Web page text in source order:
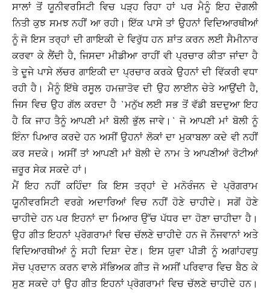
ਸਾਲਾਂ ਤੋਂ ਯੂਨੀਵਰਸਿਟੀ ਵਿਚ ਪੜ੍ਹ ਰਿਹਾ ਹਾਂ ਪਰ ਮੈਨੂੰ ਇਹ ਦੋਗਲੀ
ਨਿਤੀ ਕੁਝ ਸਮਝ ਨਹੀਂ ਆ ਰਹੀ। ਇੱਕ ਪਾਸੇ ਤਾਂ ਉਹਨਾਂ ਵਿਦਿਆਰਥੀਆਂ
ਨੂੰ ਜੋ ਇਸ ਤਰ੍ਹਾਂ ਦੀ ਗਾਇਕੀ ਦੇ ਵਿਰੁੱਧ ਹਨ ਸ਼ਾਂਤ ਕਰਨ ਲਈ ਸੈਮੀਨਾਰ
ਕਰਵਾ ਕੇ ਲੈਂਦੀ ਹੈ, ਜਿਸਦਾ ਮੀਡੀਆ ਰਾਹੀਂ ਵੀ ਪ੍ਰਚਾਰ ਕੀਤਾ ਜਾਂਦਾ ਹੈ
ਤੇ ਦੂਜੇ ਪਾਸੇ ਲੱਚਰ ਗਾਇਕੀ ਦਾ ਪ੍ਰਚਾਰ ਕਰਕੇ ਉਹਨਾਂ ਦੀ ਵਿੱਕਰੀ ਵਧਾ
ਰਹੀ ਹੈ। ਮੈਨੂੰ ਇੱਥੇ ਰਸੂਲ ਹਮਜ਼ਾਤੋਵ ਦੀ ਉਹ ਲਾਈਨ ਚੇਤੇ ਆਉਂਦੀ ਹੈ,
ਜਿਸ ਵਿਚ ਉਹ ਗੱਲ ਕਰਦਾ ਹੈ `ਮਨੁੱਖ ਲਈ ਸਭ ਤੋਂ ਵੱਡੀ ਬਦਦੁਆ ਇਹ
ਹੈ ਕਿ ਜਾਹ ਤੈਨੂੰ ਆਪਣੀ ਮਾਂ ਬੋਲੀ ਭੁੱਲ ਜਾਵੇ।` ਜੋ ਆਪਣੀ ਮਾਂ ਬੋਲੀ ਨੂੰ
ਇੰਨਾ ਪਿਆਰ ਕਰਦੇ ਹਨ ਅਸੀਂ ਉਹਨਾਂ ਲੋਕਾਂ ਦਾ ਮੁਕਾਬਲਾ ਕਦੇ ਵੀ ਨਹੀਂ
ਕਰ ਸਦਕੇ। ਅਸੀਂ ਤਾਂ ਆਪਣੀ ਮਾਂ ਬੋਲੀ ਦੇ ਨਾਮ ਤੇ ਆਪਣੀਆਂ ਰੋਟੀਆਂ
ਜ਼ਰੂਰ ਸੇਕ ਸਕਦੇ ਹਾਂ।
ਮੈਂ ਇਹ ਨਹੀਂ ਕਹਿੰਦਾ ਕਿ ਇਸ ਤਰ੍ਹਾਂ ਦੇ ਮਨੋਰੰਜਨ ਦੇ ਪ੍ਰੋਗਰਾਮ
ਯੂਨੀਵਰਸਿਟੀ ਵਰਗੇ ਅਦਾਰਿਆਂ ਵਿਚ ਨਹੀਂ ਹੋਣੇ ਚਾਹੀਦੇ। ਸਗੋਂ ਹੋਣੇ
ਚਾਹੀਦੇ ਹਨ ਪਰ ਇਹਨਾਂ ਦਾ ਮਿਆਰ ਉੱਚ ਪੱਧਰ ਦਾ ਹੋਣਾ ਚਾਹੀਦਾ ਹੈ।
ਉਹ ਗੀਤ ਇਹਨਾਂ ਪ੍ਰੋਗਰਾਮਾਂ ਵਿਚ ਚੱਲਣੇ ਚਾਹੀਦੇ ਹਨ ਜੋ ਨੌਜਵਾਨਾਂ ਅਤੇ
ਵਿਦਿਆਰਥੀਆਂ ਨੂੰ ਸਹੀ ਦਿਸ਼ਾ ਦੇਣ। ਇਸ ਯੁਵਾ ਪੀੜੀ ਨੂੰ ਅਗਾਂਹਵਧੁ
ਸੋਚ ਪ੍ਰਦਾਨ ਕਰਨ ਵਾਲੇ ਸੱਭਿਅਕ ਗੀਤ ਜੋ ਅਸੀਂ ਪਰਿਵਾਰ ਵਿਚ ਬੈਠ ਕੇ
ਸੁਣ ਸਕਦੇ ਹਾਂ ਉਹ ਗੀਤ ਇਹਨਾਂ ਪ੍ਰੋਗਰਾਮਾਂ ਵਿਚ ਚੱਲਣੇ ਚਾਹੀਦੇ ਹਨ।